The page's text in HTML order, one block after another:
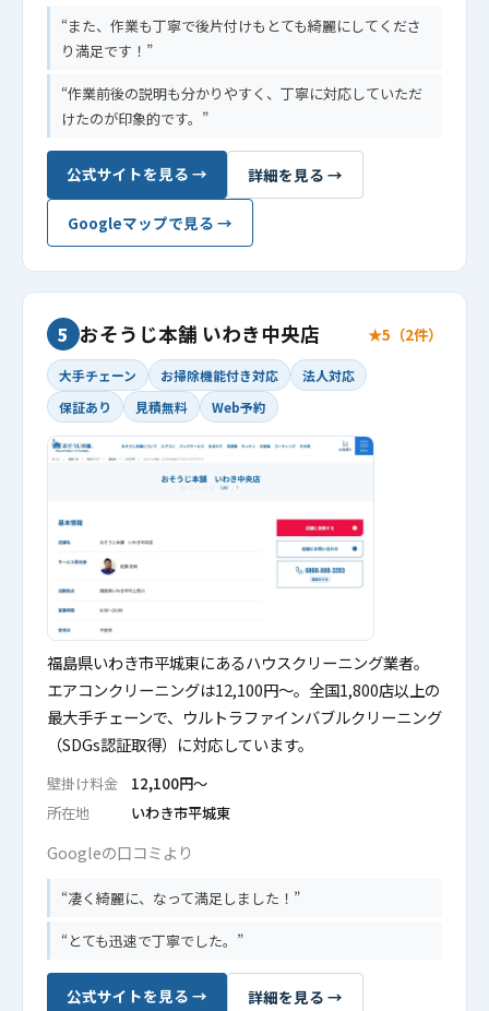
また、作業も丁寧で後片付けもとても綺麗にしてくださ
り満足です！
作業前後の説明も分かりやすく、丁寧に対応していただ
けたのが印象的です。
公式サイトを見る → 詳細を見る →
Googleマップで見る →
5 おそうじ本舗 いわき中央店 ★5（2件）
大手チェーン お掃除機能付き対応
法人対応
保証あり
見積無料 Web予約
福島県いわき市平城東にあるハウスクリーニング業者。
エアコンクリーニングは12,100円〜。全国1,800店以上の
最大手チェーンで、ウルトラファインバブルクリーニング
（SDGs認証取得）に対応しています。
壁掛け料金
12,100円〜
所在地
いわき市平城東
Googleの口コミより
凄く綺麗に、なって満足しました！
とても迅速で丁寧でした。
公式サイトを見る → 詳細を見る →